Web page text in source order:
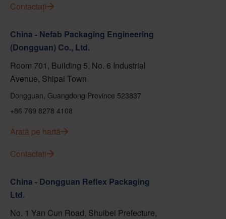
Contactați
China - Nefab Packaging Engineering
(Dongguan) Co., Ltd.
Room 701, Building 5, No. 6 Industrial
Avenue, Shipai Town
Dongguan, Guangdong Province 523837
+86 769 8278 4108
Arată pe hartă
Contactați
China - Dongguan Reflex Packaging
Ltd.
No. 1 Yan Cun Road, Shuibei Prefecture,